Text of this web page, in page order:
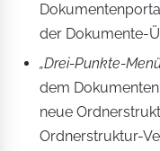
der Dokumente-
„Drei-Punkte-
dem
neue
Ordnerstruktur-